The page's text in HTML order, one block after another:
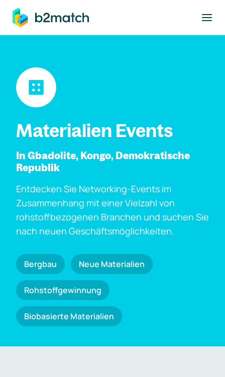
springen
Materialien Events
In Gbadolite, Kongo, Demokratische
Republik
Entdecken Sie Networking-Events im
Zusammenhang mit einer Vielzahl von
rohstoffbezogenen Branchen und suchen Sie
nach neuen Geschäftsmöglichkeiten.
Bergbau Neue Materialien
Rohstoffgewinnung
Biobasierte Materialien